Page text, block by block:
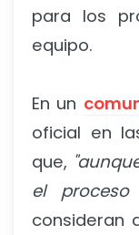
para los
equipo.
En un
oficial en
que,
el
consideran